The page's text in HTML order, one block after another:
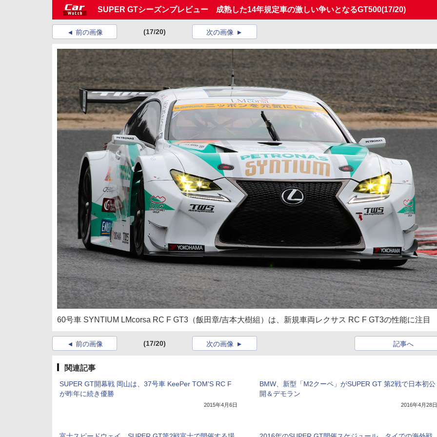
SUPER GTシーズンプレビュー 成熟した14年規定車の激しい争いとなるGT500(17/20)
前の画像 (17/20) 次の画像
60号車 SYNTIUM LMcorsa RC F GT3（飯田章/吉本大樹組）は、新規車両レクサス RC F GT3の性能に注目
前の画像 (17/20) 記事へ
次の画像
関連記事
SUPER GT開幕戦 岡山は、37号車 KeePer TOM'S RC F
が昨年に続き優勝
2015年4月6日
BMW、新型「M2クーペ」がSUPER GT 第2戦で日本初公
開＆デモラン
2016年4月28日